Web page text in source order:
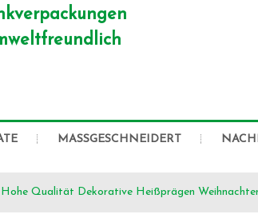
MASSGESCHNEIDERT
Hohe Qualität Dekorative Heißprägen